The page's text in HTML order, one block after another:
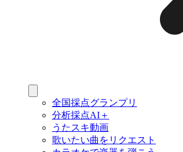
全国採点グランプリ
分析採点AI＋
うたスキ動画
歌いたい曲をリクエスト